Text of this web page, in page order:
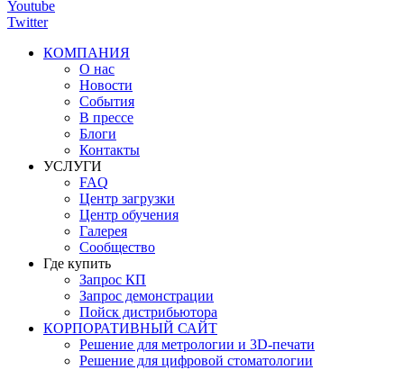
Youtube
Twitter
КОМПАНИЯ
О нас
Новости
События
В прессе
Блоги
Контакты
УСЛУГИ
FAQ
Центр загрузки
Центр обучения
Галерея
Сообщество
Где купить
Запрос КП
Запрос демонстрации
Пойск дистрибьютора
КОРПОРАТИВНЫЙ САЙТ
Решение для метрологии и 3D-печати
Решение для цифровой стоматологии